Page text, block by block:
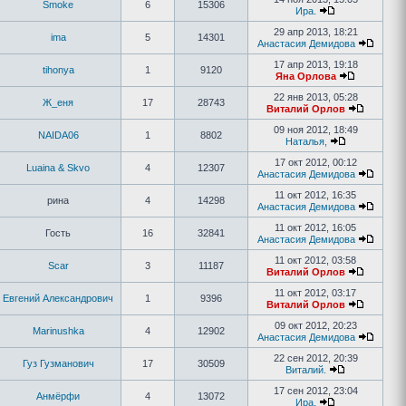
Smoke 6 15306
Ира.
ima 5 14301
29 апр 2013, 18:21
Анастасия Демидова
tihonya 1 9120
17 апр 2013, 19:18
Яна Орлова
Ж_еня 17 28743
22 янв 2013, 05:28
Виталий Орлов
NAIDA06 1 8802
09 ноя 2012, 18:49
Наталья,
Luaina & Skvo 4 12307
17 окт 2012, 00:12
Анастасия Демидова
рина 4 14298
11 окт 2012, 16:35
Анастасия Демидова
Гость 16 32841
11 окт 2012, 16:05
Анастасия Демидова
Scar 3 11187
11 окт 2012, 03:58
Виталий Орлов
Евгений Александрович 1 9396
11 окт 2012, 03:17
Виталий Орлов
Marinushka 4 12902
09 окт 2012, 20:23
Анастасия Демидова
Гуз Гузманович 17 30509
22 сен 2012, 20:39
Виталий.
Анмёрфи 4 13072
17 сен 2012, 23:04
Ира.